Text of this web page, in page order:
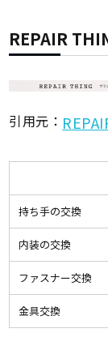
REPAIR
引用元：
持ち手の交換
内装の交換
ファスナー交換
金具交換